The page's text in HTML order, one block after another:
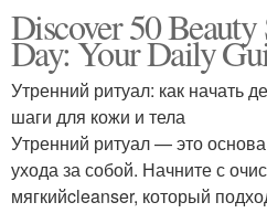
Discover 50
Day: Your Daily
Утренний ритуал: как начать
шаги для кожи и тела
Утренний ритуал — это
ухода за собой. Начните с
мягкийcleanser, который